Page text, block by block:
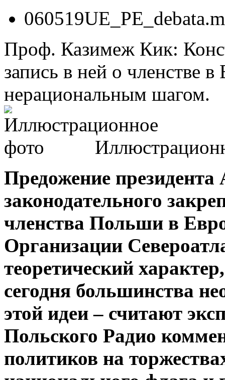
Проф. Казимеж Кик:
запись в ней о
нерациональным шагом.
Предожение
законодательного
членства Польши в
Организации
теоретический
сегодня большинства
этой идеи – считают
Польского Радио
политиков на